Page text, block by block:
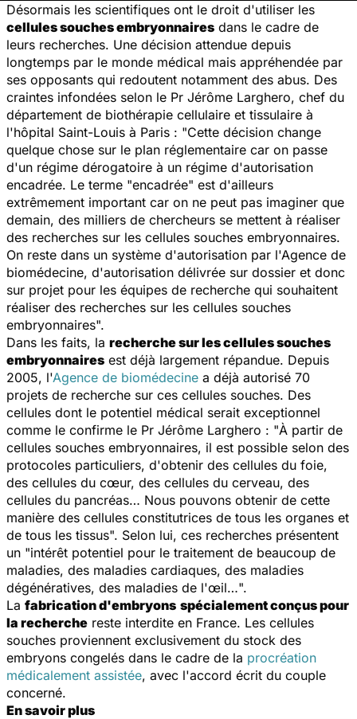
Désormais les scientifiques ont le droit d'utiliser les
cellules souches embryonnaires dans le cadre de
leurs recherches. Une décision attendue depuis
longtemps par le monde médical mais appréhendée par
ses opposants qui redoutent notamment des abus. Des
craintes infondées selon le Pr Jérôme Larghero, chef du
département de biothérapie cellulaire et tissulaire à
l'hôpital Saint-Louis à Paris : "Cette décision change
quelque chose sur le plan réglementaire car on passe
d'un régime dérogatoire à un régime d'autorisation
encadrée. Le terme "encadrée" est d'ailleurs
extrêmement important car on ne peut pas imaginer que
demain, des milliers de chercheurs se mettent à réaliser
des recherches sur les cellules souches embryonnaires.
On reste dans un système d'autorisation par l'Agence de
biomédecine, d'autorisation délivrée sur dossier et donc
sur projet pour les équipes de recherche qui souhaitent
réaliser des recherches sur les cellules souches
embryonnaires".
Dans les faits, la recherche sur les cellules souches
embryonnaires est déjà largement répandue. Depuis
2005, l'Agence de biomédecine a déjà autorisé 70
projets de recherche sur ces cellules souches. Des
cellules dont le potentiel médical serait exceptionnel
comme le confirme le Pr Jérôme Larghero : "À partir de
cellules souches embryonnaires, il est possible selon des
protocoles particuliers, d'obtenir des cellules du foie,
des cellules du cœur, des cellules du cerveau, des
cellules du pancréas… Nous pouvons obtenir de cette
manière des cellules constitutrices de tous les organes et
de tous les tissus". Selon lui, ces recherches présentent
un "intérêt potentiel pour le traitement de beaucoup de
maladies, des maladies cardiaques, des maladies
dégénératives, des maladies de l'œil…".
La fabrication d'embryons spécialement conçus pour
la recherche reste interdite en France. Les cellules
souches proviennent exclusivement du stock des
embryons congelés dans le cadre de la procréation
médicalement assistée, avec l'accord écrit du couple
concerné.
En savoir plus